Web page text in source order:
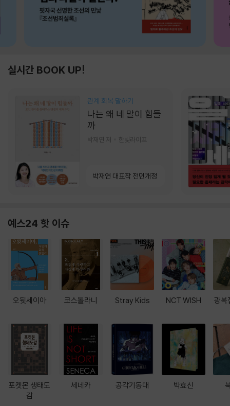
실시간 BOOK UP!
관계 회복 말하기
나는 왜 네 말이 힘들
까
박재연 저 한빛라이프
박재연 대표작 전면개정
예스24 핫 이슈
오뒷세이아
포켓몬 생태도
감
코스톨라니
세네카
Stray Kids
공각기동대
NCT WISH
박효신
광복